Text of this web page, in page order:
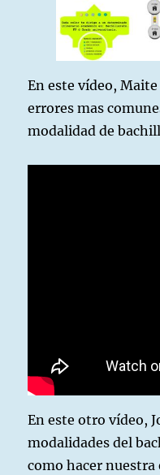
En este vídeo,
errores mas
modalidad de
En este otro vídeo,
modalidades del
como hacer nuestra